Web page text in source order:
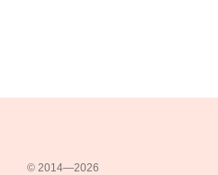
© 2014—2026